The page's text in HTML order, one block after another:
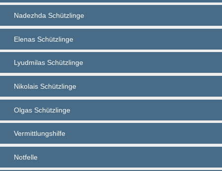
Nadezhda Schützlinge
Elenas Schützlinge
Lyudmilas Schützlinge
Nikolais Schützlinge
Olgas Schützlinge
Vermittlungshilfe
Notfelle